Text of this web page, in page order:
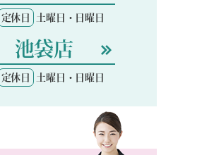
定休日 土曜日・日曜日
池袋店
定休日 土曜日・日曜日